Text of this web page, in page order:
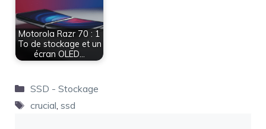
Motorola Razr 70 : 1
To de stockage et un
écran OLED…
Catégories
SSD - Stockage
Étiquettes
crucial, ssd